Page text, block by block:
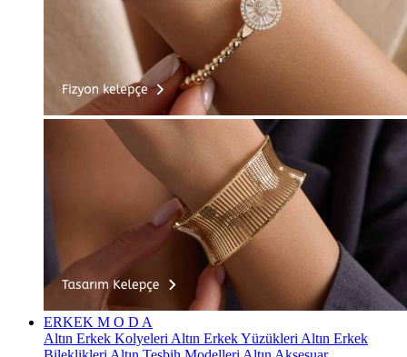
ERKEK M O D A
Altın Erkek Kolyeleri Altın Erkek Yüzükleri Altın Erkek